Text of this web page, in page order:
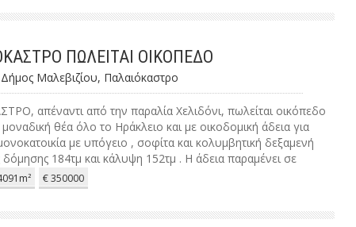
ΠΩΛΕΙΤΑΙ ΟΙΚΟΠΕΔΟ
Μαλεβιζίου, Παλαιόκαστρο
απέναντι από την παραλία Χελιδόνι, πωλείται οικόπεδο
θέα όλο το Ηράκλειο και με οικοδομική άδεια για
με υπόγειο , σοφίτα και κολυμβητική δεξαμενή
δόμησης 184τμ και κάλυψη 152τμ . Η άδεια παραμένει σε
τα τέλη του 2029
€ 350000